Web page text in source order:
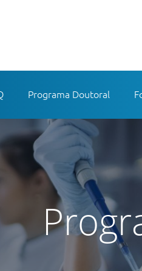
DO CONSÓRCIO
E EMPRESAS PARCEIRAS
EM NÚMEROS
Programa Doutoral
DOUTORAMENTO EM AMBIENTE
DESTINATÁRIOS
PLANO DE ESTUDOS
TEMAS DE DOUTORAMENTO
FINANCIAMENTO DO PROGRAMA
MÓDULOS À MEDIDA
PROPINAS